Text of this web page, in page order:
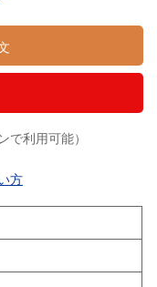
で利用可能）
方